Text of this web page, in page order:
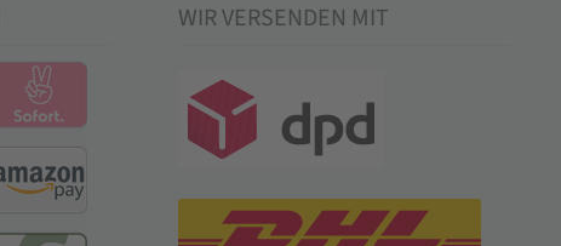
WIR VERSENDEN MIT